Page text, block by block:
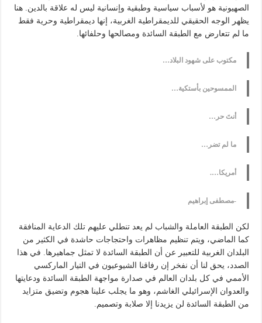
الصهيونية هو لأسباب سياسية وطبقية وإنسانية ليس له علاقة بالدين. هنا
يظهر الوجه الحقيقي للديمقراطية الغربية، إنها ديمقراطية وحرية فقط
ما لم تتعارض مع الطبقة السائدة ومصالحها وحلفائها.
مكتوب على شهود البلاد…
الممسوحين بأستكية…
أنتَ حر…
ما لم تضر…
أمريكا….
-مصطفى إبراهيم
لكن الطبقة العاملة والشباب لم يعد تنطلي عليهم تلك الدعاية المنافقة
كما الماضي، ويتم تنظيم مظاهرات واحتجاجات حاشدة في الكثير من
البلدان الغربية للتعبير عن أن الطبقة السائدة لا تمثل جماهيرها. في هذا
الصدد، يحق لنا أن نفخر إن رفاقنا الشيوعيون في التيار الماركسي
الأممي في كل بلدان العالم في صدارة مواجهة الطبقة السائدة ودعايتها
والعدوان الإسرائيلي الغاشم، وهو ما يجلب علينا هجوم وتضيق متزايد
من الطبقة السائدة لن يزيدنا إلا صلابة وتصميم.